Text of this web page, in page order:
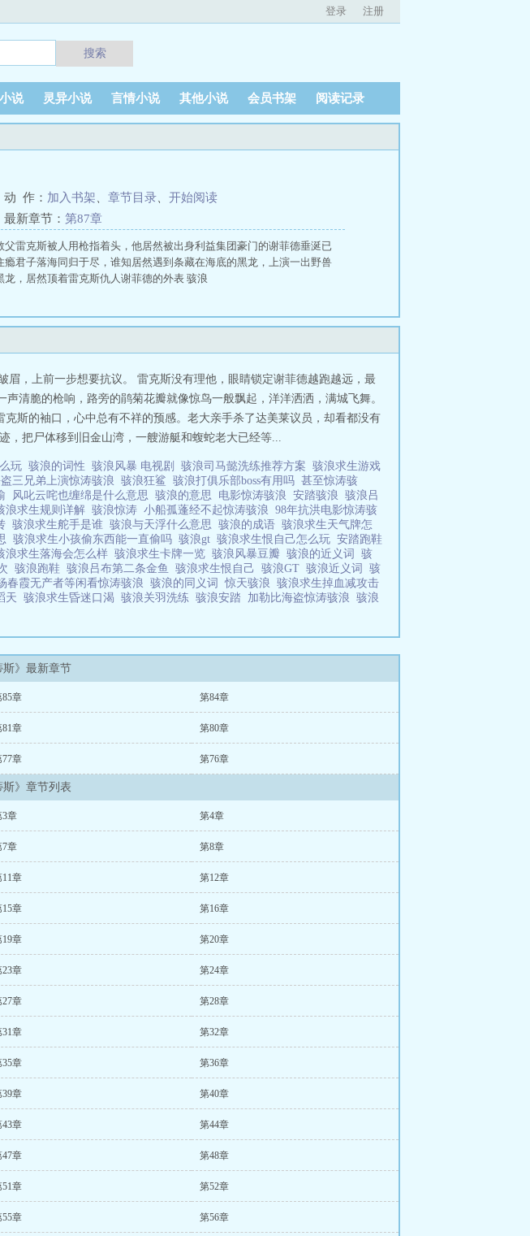
登录 注册
搜索
说 灵异小说 言情小说 其他小说 会员书架 阅读记录
动 作： 加入书架 章节目录
开始阅读
最新章节： 第87章
雷克斯被人用枪指着头，他居然被出身利益集团豪门的谢菲德垂涎已
君子落海同归于尽，谁知居然遇到条藏在海底的黑龙，上演一出野兽
，居然顶着雷克斯仇人谢菲德的外表 骇浪
，上前一步想要抗议。 雷克斯没有理他，眼睛锁定谢菲德越跑越远，最
清脆的枪响，路旁的鹃菊花瓣就像惊鸟一般飘起，洋洋洒洒，满城飞舞。
斯的袖口，心中总有不祥的预感。老大亲手杀了达美莱议员，却看都没有
，把尸体移到旧金山湾，一艘游艇和蝮蛇老大已经等...
玩 骇浪的词性 骇浪风暴 电视剧 骇浪司马懿洗练推荐方案 骇浪求生游戏
三兄弟上演惊涛骇浪 骇浪狂鲨 骇浪打俱乐部boss有用吗 甚至惊涛骇
风叱云咤也缠绵是什么意思 骇浪的意思 电影惊涛骇浪 安踏骇浪 骇浪吕
浪求生规则详解 骇浪惊涛 小船孤蓬经不起惊涛骇浪 98年抗洪电影惊涛骇
骇浪求生舵手是谁 骇浪与天浮什么意思 骇浪的成语 骇浪求生天气牌怎
骇浪求生小孩偷东西能一直偷吗 骇浪gt 骇浪求生恨自己怎么玩 安踏跑鞋
浪求生落海会怎么样 骇浪求生卡牌一览 骇浪风暴豆瓣 骇浪的近义词 骇
骇浪跑鞋 骇浪吕布第二条金鱼 骇浪求生恨自己 骇浪GT 骇浪近义词 骇
春霞无产者等闲看惊涛骇浪 骇浪的同义词惊天骇浪 骇浪求生掉血减攻击
天 骇浪求生昏迷口渴 骇浪关羽洗练 骇浪安踏 加勒比海盗惊涛骇浪 骇浪
斯》最新章节
85章 第84章
81章 第80章
77章 第76章
斯》章节列表
3章 第4章
7章 第8章
11章 第12章
15章 第16章
19章 第20章
23章 第24章
27章 第28章
31章 第32章
35章 第36章
39章 第40章
43章 第44章
47章 第48章
51章 第52章
55章 第56章